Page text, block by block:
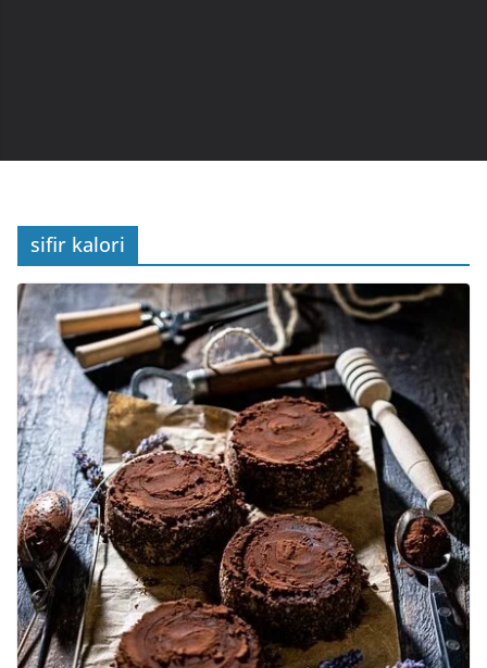
sifir kalori